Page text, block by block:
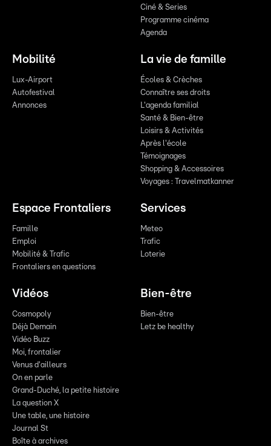
Ciné & Series
Programme cinéma
Agenda
Mobilité
Lux-Airport
Autofestival
Annonces
La vie de famille
Écoles & Crèches
Connaître ses droits
L'agenda familial
Santé & Bien-être
Loisirs & Activités
Après l'école
Témoignages
Shopping & Accessoires
Voyages : Travelmatkanner
Espace Frontaliers
Famille
Emploi
Mobilité & Trafic
Frontaliers en questions
Services
Meteo
Trafic
Loterie
Vidéos
Cosmopoly
Déjà Demain
Vidéo Buzz
Moi, frontalier
Venus d'ailleurs
On en parle
Grand-Duché, la petite histoire
La question X
Une table, une histoire
Journal St
Boîte à archives
Bien-être
Bien-être
Letz be healthy